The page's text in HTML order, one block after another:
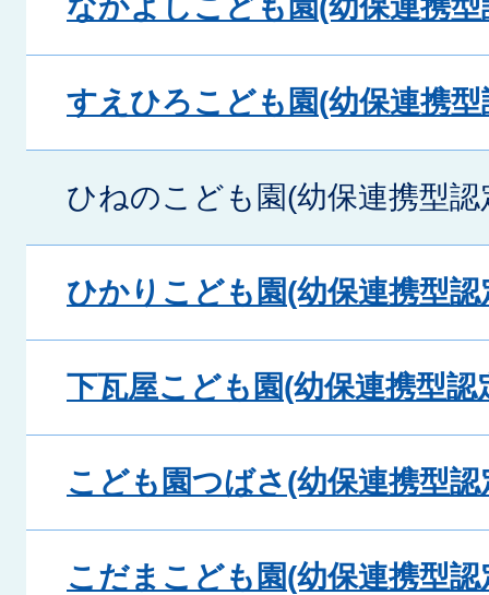
なかよしこども園(幼保連携
すえひろこども園(幼保連携
ひねのこども園(幼保連携型
ひかりこども園(幼保連携型
下瓦屋こども園(幼保連携型認
こども園つばさ(幼保連携型
こだまこども園(幼保連携型